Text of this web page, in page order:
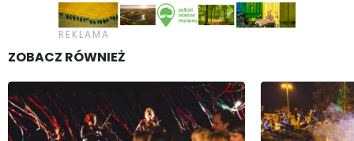
ZOBACZ RÓWNIEŻ